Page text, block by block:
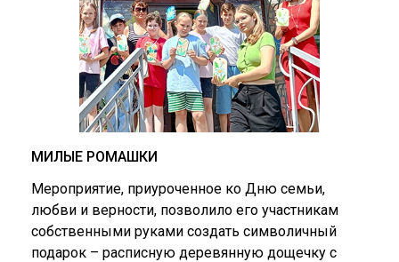
МИЛЫЕ РОМАШКИ
Мероприятие, приуроченное ко Дню семьи,
любви и верности, позволило его участникам
собственными руками создать символичный
подарок – расписную деревянную дощечку с